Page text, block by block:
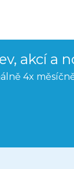
akcí a
4x